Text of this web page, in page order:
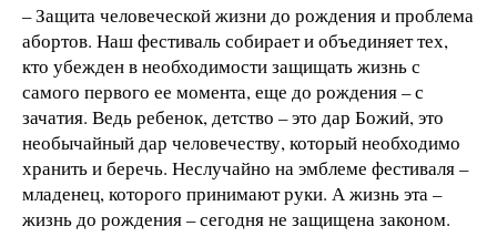
– Защита человеческой жизни до рождения и проблема
абортов. Наш фестиваль собирает и объединяет тех,
кто убежден в необходимости защищать жизнь с
самого первого ее момента, еще до рождения – с
зачатия. Ведь ребенок, детство – это дар Божий, это
необычайный дар человечеству, который необходимо
хранить и беречь. Неслучайно на эмблеме фестиваля –
младенец, которого принимают руки. А жизнь эта –
жизнь до рождения – сегодня не защищена законом.